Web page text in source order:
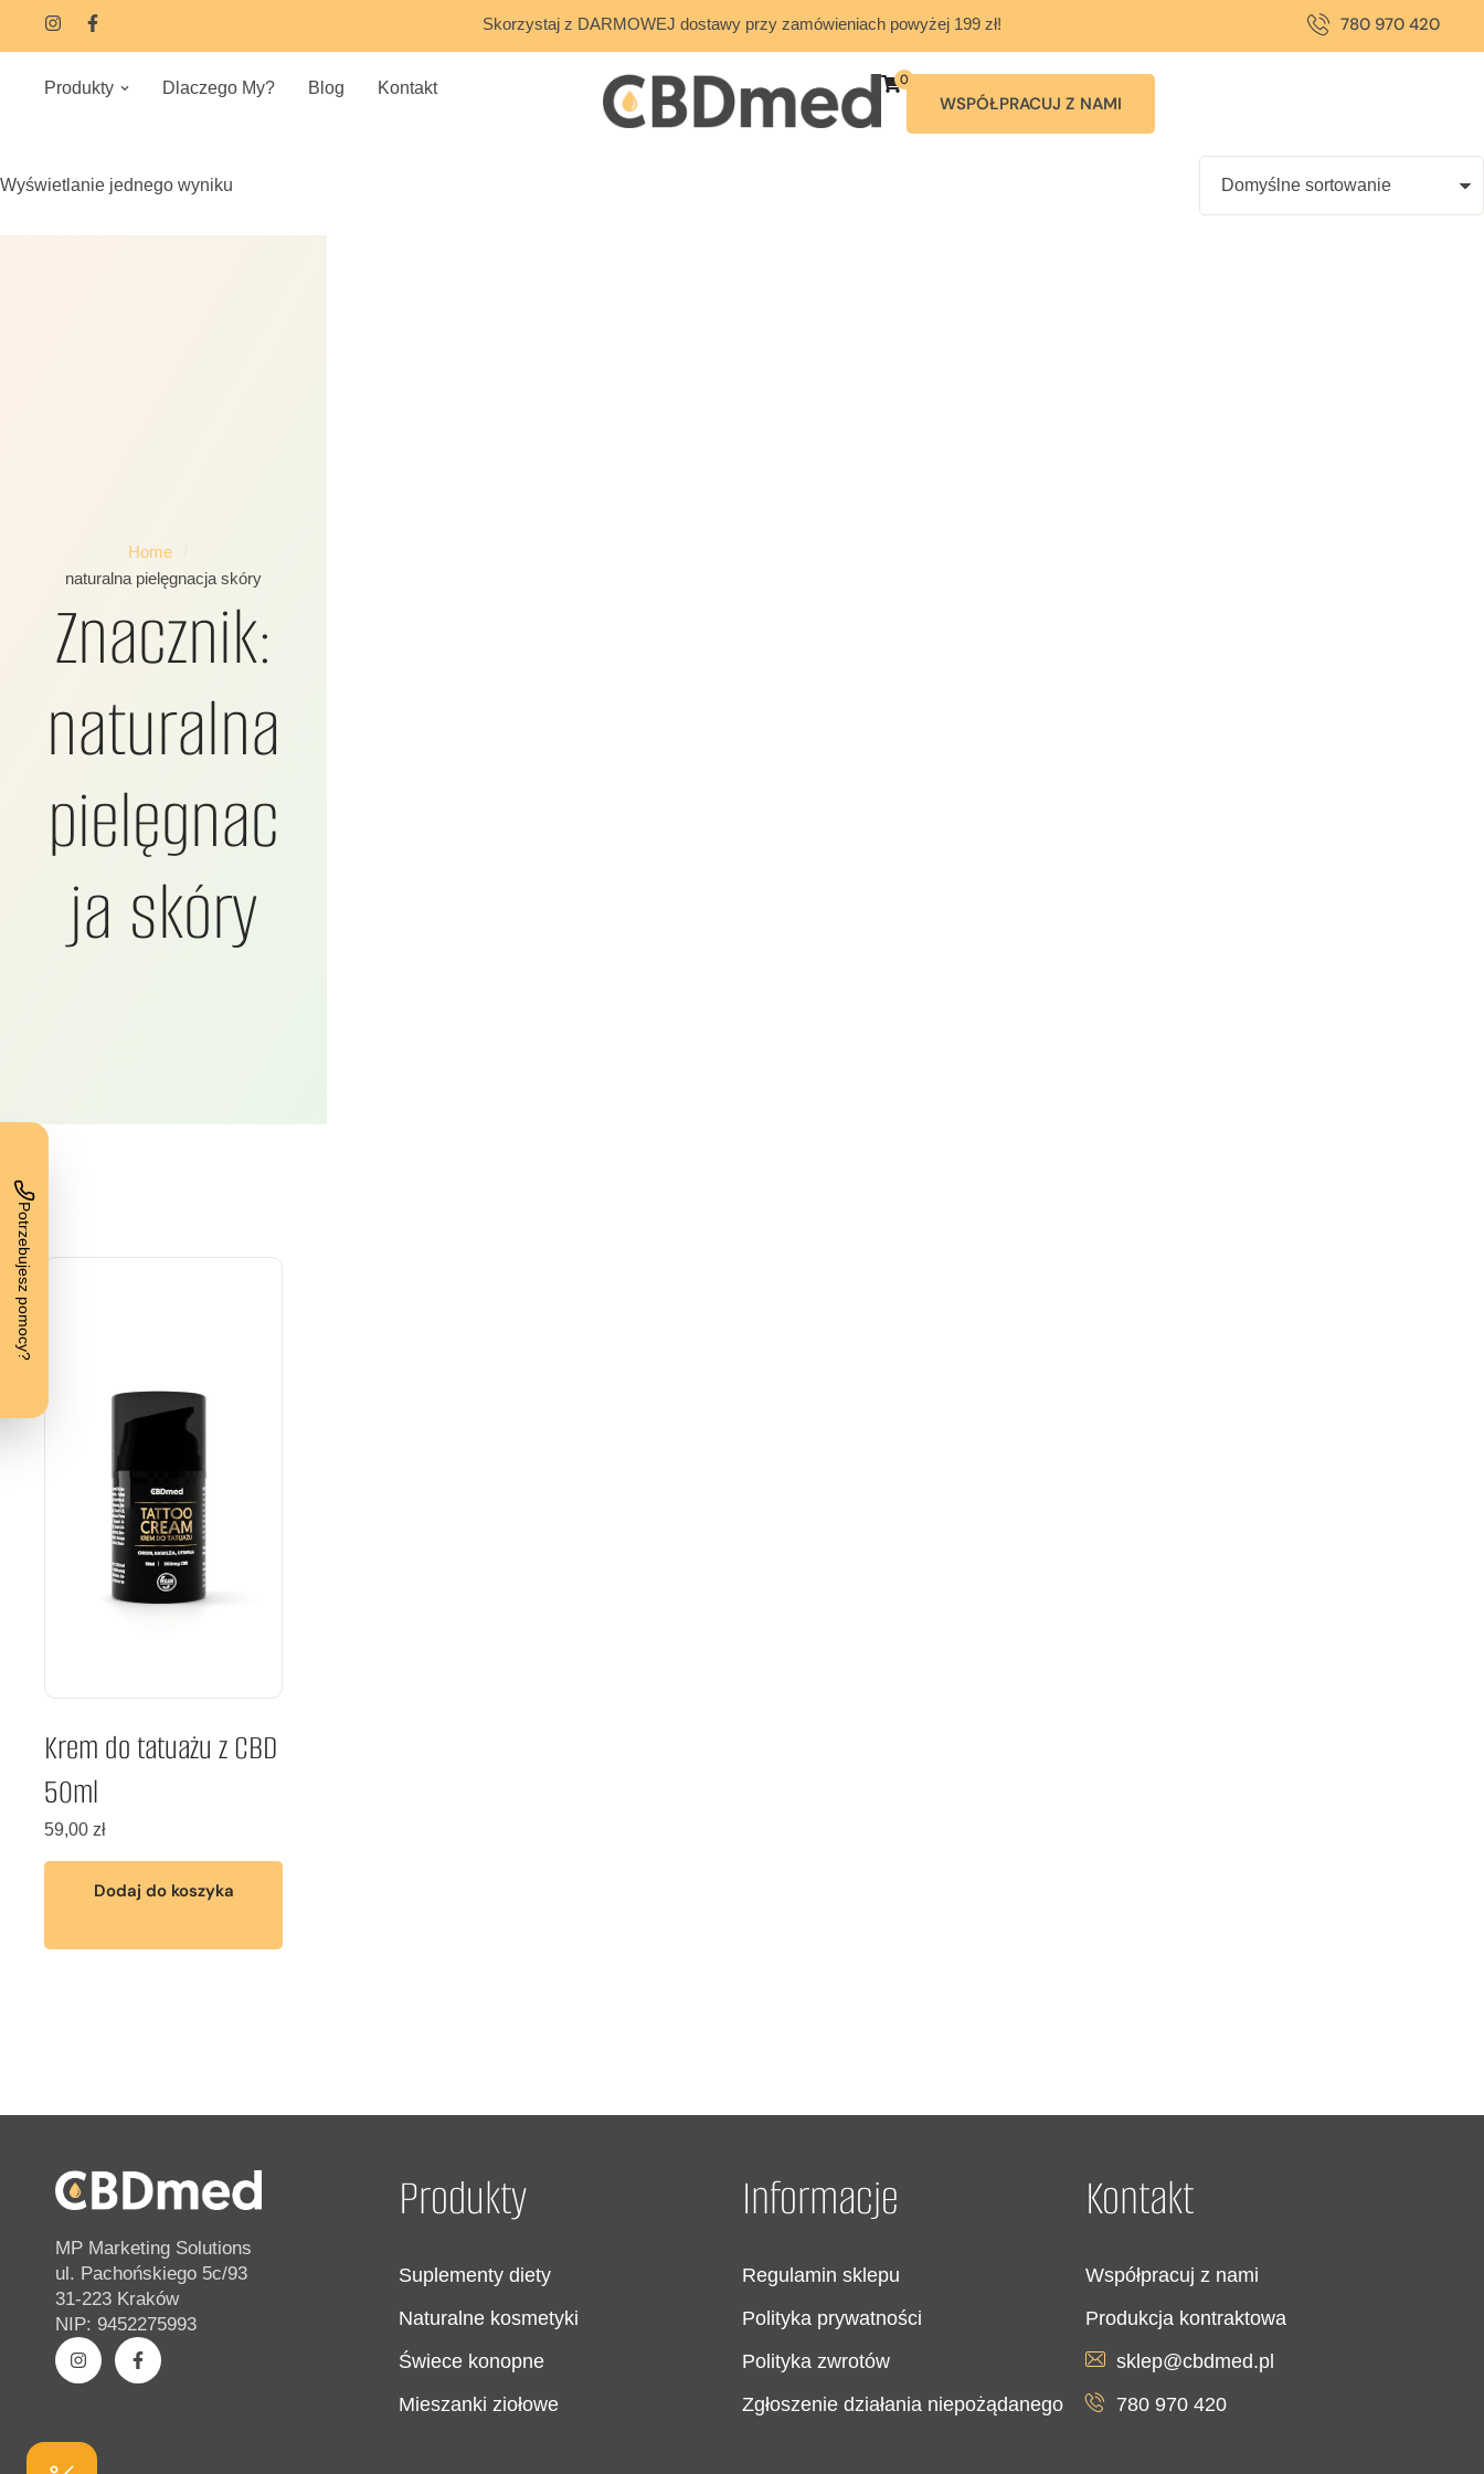
Skorzystaj z DARMOWEJ dostawy przy zamówieniach powyżej 199 zł! 780 970 420
Produkty Dlaczego My? Blog Kontakt 0
WSPÓŁPRACUJ Z NAMI
Wyświetlanie jednego wyniku
Home
naturalna pielęgnacja skóry
Znacznik:
naturalna
pielęgnac
ja skóry
Krem do tatuażu z CBD
50ml
59,00 zł
Dodaj do koszyka
MP Marketing Solutions
ul. Pachońskiego 5c/93
31-223 Kraków
NIP: 9452275993
Produkty
Suplementy diety
Naturalne kosmetyki
Świece konopne
Mieszanki ziołowe
Informacje
Regulamin sklepu
Polityka prywatności
Polityka zwrotów
Zgłoszenie działania niepożądanego
Kontakt
Współpracuj z nami
Produkcja kontraktowa
sklep@cbdmed.pl
780 970 420